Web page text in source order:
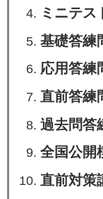
ミニテス
基礎答練
応用答練
直前答練
過去問答
全国公開
直前対策